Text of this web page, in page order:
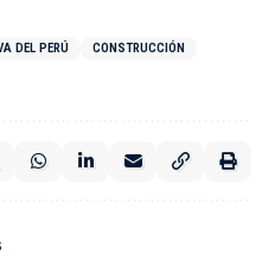
DEL PERÚ
CONSTRUCCIÓN